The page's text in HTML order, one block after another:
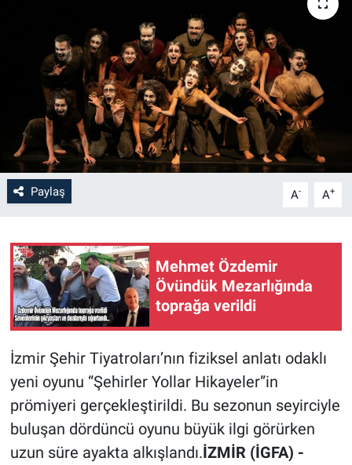
Paylaş A- A+
Mehmet Özdemir
Övündük Mezarlığında
toprağa verildi
İzmir Şehir Tiyatroları’nın fiziksel anlatı odaklı
yeni oyunu “Şehirler Yollar Hikayeler”in
prömiyeri gerçekleştirildi. Bu sezonun seyirciyle
buluşan dördüncü oyunu büyük ilgi görürken
uzun süre ayakta alkışlandı.İZMİR (İGFA) -